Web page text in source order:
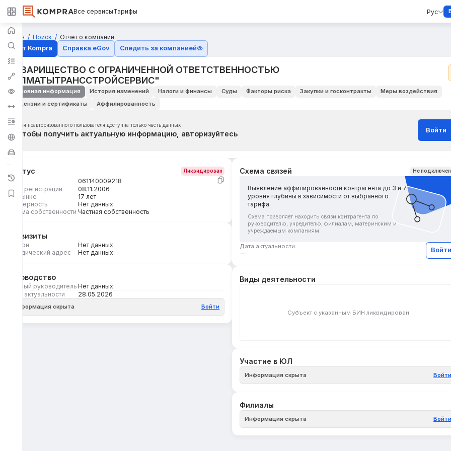
Все сервисыТарифы Рус
Главная Поиск
Отчет о компании
Отчёт Kompra
Справка eGov Следить за компанией
ТОВАРИЩЕСТВО С ОГРАНИЧЕННОЙ ОТВЕТСТВЕННОСТЬЮ
"АЛМАТЫТРАНССТРОЙСЕРВИС"
Основная информация История изменений Налоги и финансы Суды Факторы риска Закупки и госконтракты
Меры воздействия
Лицензии и сертификаты
Аффилированность
Для неавторизованного пользователя доступна только часть данных
Чтобы получить актуальную информацию, авторизуйтесь Войти
Статус Ликвидирован
БИН
061140009218
Дата регистрации
08.11.2006
На рынке
17 лет
Размерность
Нет данных
Форма собственности Частная собственность
Реквизиты
Регион
Нет данных
Юридический адрес
Нет данных
Руководство
Первый руководитель Нет данных
Дата актуальности
28.05.2026
Информация скрыта Войти
Схема связей Не
Выявление аффилированности контрагента до 3 и 7
уровня глубины в зависимости от выбранного
тарифа.
Схема позволяет находить связи контрагента по
руководителю, учредителю, филиалам, материнским и
учреждаемым компаниям.
Дата актуальности:
—
Войти
Виды деятельности
Субъект с указанным БИН ликвидирован
Участие в ЮЛ
Информация скрыта Войти
Филиалы
Информация скрыта Войти